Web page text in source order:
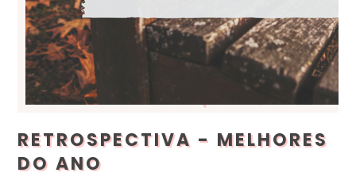
RETROSPECTIVA - MELHORES
DO ANO